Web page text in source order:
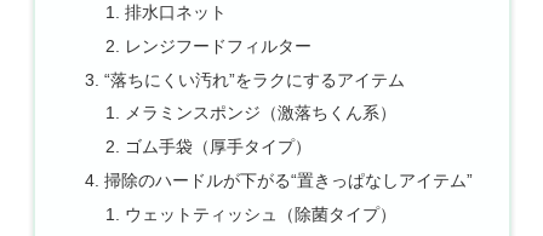
排水口ネット
レンジフードフィルター
“落ちにくい汚れ”をラクにするアイテム
メラミンスポンジ（激落ちくん系）
ゴム手袋（厚手タイプ）
掃除のハードルが下がる“置きっぱなしアイテム”
ウェットティッシュ（除菌タイプ）